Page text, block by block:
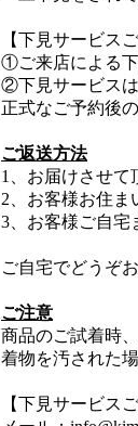
【下見サービス
①ご来店による下
②下見サービスは
正式なご予約後
ご返送方法
1、お届けさせて
2、お客様お住ま
3、お客様ご自宅
ご自宅でどうぞ
ご注意
商品のご試着時
着物を汚された
【下見サービス